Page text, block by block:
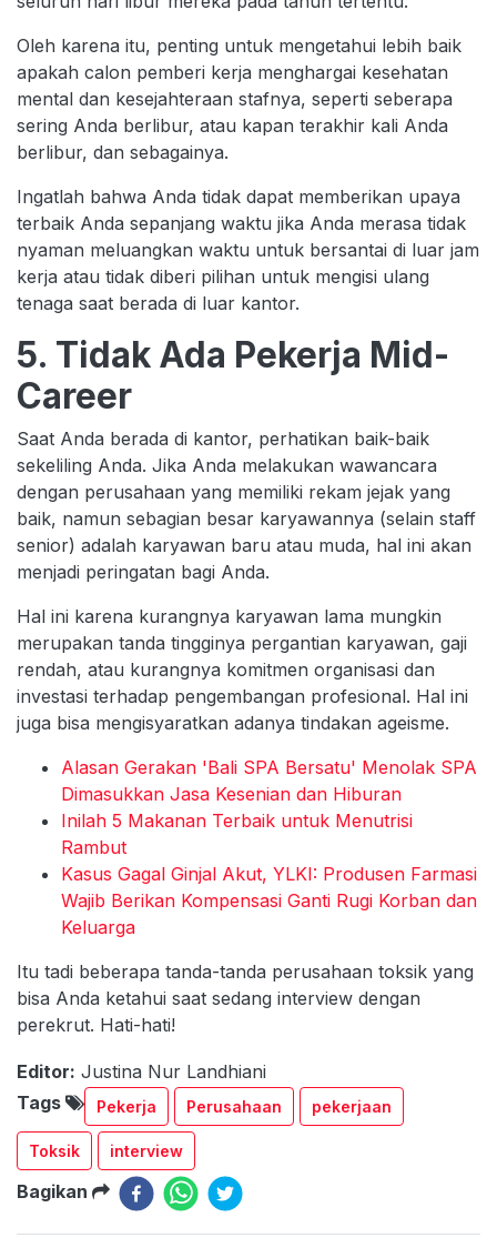
Oleh karena itu, penting untuk mengetahui lebih baik
apakah calon pemberi kerja menghargai kesehatan
mental dan kesejahteraan stafnya, seperti seberapa
sering Anda berlibur, atau kapan terakhir kali Anda
berlibur, dan sebagainya.
Ingatlah bahwa Anda tidak dapat memberikan upaya
terbaik Anda sepanjang waktu jika Anda merasa tidak
nyaman meluangkan waktu untuk bersantai di luar jam
kerja atau tidak diberi pilihan untuk mengisi ulang
tenaga saat berada di luar kantor.
5. Tidak Ada Pekerja Mid-
Career
Saat Anda berada di kantor, perhatikan baik-baik
sekeliling Anda. Jika Anda melakukan wawancara
dengan perusahaan yang memiliki rekam jejak yang
baik, namun sebagian besar karyawannya (selain staff
senior) adalah karyawan baru atau muda, hal ini akan
menjadi peringatan bagi Anda.
Hal ini karena kurangnya karyawan lama mungkin
merupakan tanda tingginya pergantian karyawan, gaji
rendah, atau kurangnya komitmen organisasi dan
investasi terhadap pengembangan profesional. Hal ini
juga bisa mengisyaratkan adanya tindakan ageisme.
Alasan Gerakan 'Bali SPA Bersatu' Menolak SPA
Dimasukkan Jasa Kesenian dan Hiburan
Inilah 5 Makanan Terbaik untuk Menutrisi
Rambut
Kasus Gagal Ginjal Akut, YLKI: Produsen Farmasi
Wajib Berikan Kompensasi Ganti Rugi Korban dan
Keluarga
Itu tadi beberapa tanda-tanda perusahaan toksik yang
bisa Anda ketahui saat sedang interview dengan
perekrut. Hati-hati!
Editor: Justina Nur Landhiani
Tags
Pekerja Perusahaan pekerjaan
Toksik interview
Bagikan